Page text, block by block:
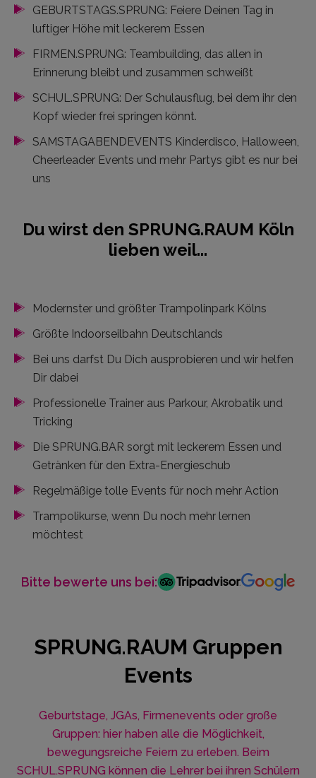
GEBURTSTAGS.SPRUNG: Feiere Deinen Tag in
luftiger Höhe mit leckerem Essen
FIRMEN.SPRUNG: Teambuilding, das allen in
Erinnerung bleibt und zusammen schweißt
SCHUL.SPRUNG: Der Schulausflug, bei dem ihr den
Kopf wieder frei springen könnt.
SAMSTAGABENDEVENTS Kinderdisco, Halloween,
Cheerleader Events und mehr Partys gibt es nur bei
uns
Du wirst den SPRUNG.RAUM Köln
lieben weil...
Modernster und größter Trampolinpark Kölns
Größte Indoorseilbahn Deutschlands
Bei uns darfst Du Dich ausprobieren und wir helfen
Dir dabei
Professionelle Trainer aus Parkour, Akrobatik und
Tricking
Die SPRUNG.BAR sorgt mit leckerem Essen und
Getränken für den Extra-Energieschub
Regelmäßige tolle Events für noch mehr Action
Trampolikurse, wenn Du noch mehr lernen
möchtest
Bitte bewerte uns bei:
SPRUNG.RAUM Gruppen
Events
Geburtstage, JGAs, Firmenevents oder große
Gruppen: hier haben alle die Möglichkeit,
bewegungsreiche Feiern zu erleben. Beim
SCHUL.SPRUNG können die Lehrer bei ihren Schülern